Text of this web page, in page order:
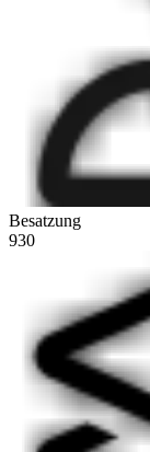
Besatzung
930